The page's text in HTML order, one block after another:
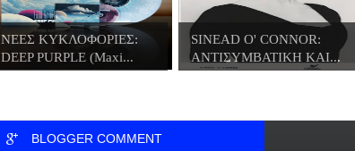
ΝΕΕΣ ΚΥΚΛΟΦΟΡΙΕΣ:
DEEP PURPLE (Maxi...
SINEAD O' CONNOR:
ΑΝΤΙΣΥΜΒΑΤΙΚΗ ΚΑΙ...
BLOGGER COMMENT